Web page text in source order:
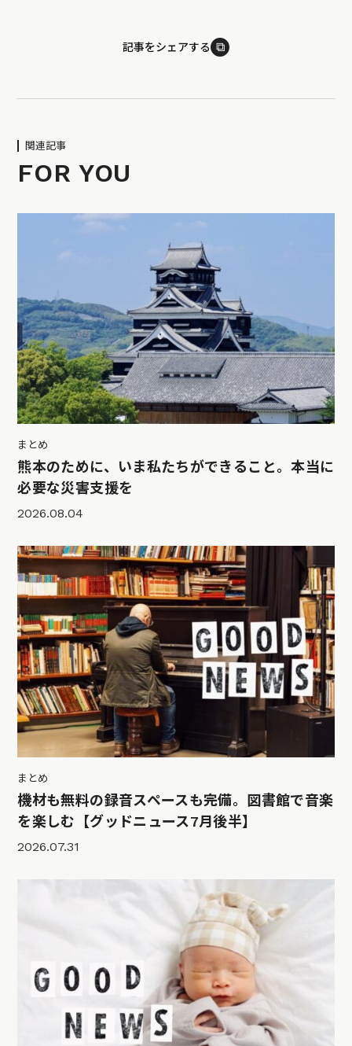
記事をシェアする ⧉
関連記事
FOR YOU
まとめ
熊本のために、いま私たちができること。本当に
必要な災害支援を
2026.08.04
まとめ
機材も無料の録音スペースも完備。図書館で音楽
を楽しむ【グッドニュース7月後半】
2026.07.31